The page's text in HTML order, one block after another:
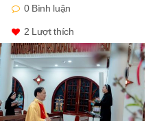
0 Bình luận
2 Lượt thích